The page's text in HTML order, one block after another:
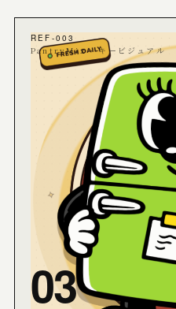
REF-003
PantryMix · キービジュアル
03